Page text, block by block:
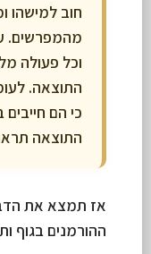
חוב למישהו
מהמפרשים.
וכל פעולה
התוצאה.
כי הם
התוצאה
אז תמצא את
ההורמנים בגוף